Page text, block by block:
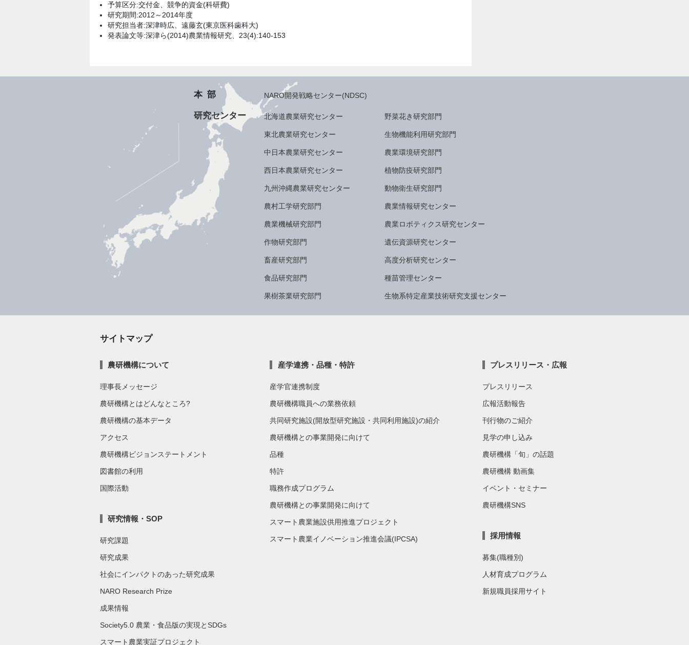
予算区分:交付金、競争的資金(科研費)
研究期間:2012～2014年度
研究担当者:深津時広、遠藤玄(東京医科歯科大)
発表論文等:深津ら(2014)農業情報研究、23(4):140-153
本部 NARO開発戦略センター(NDSC)
研究センター 北海道農業研究センター
東北農業研究センター
中日本農業研究センター
西日本農業研究センター
九州沖縄農業研究センター
農村工学研究部門
農業機械研究部門
作物研究部門
畜産研究部門
食品研究部門
果樹茶業研究部門
野菜花き研究部門
生物機能利用研究部門
農業環境研究部門
植物防疫研究部門
動物衛生研究部門
農業情報研究センター
農業ロボティクス研究センター
遺伝資源研究センター
高度分析研究センター
種苗管理センター
生物系特定産業技術研究支援センター
サイトマップ
農研機構について
理事長メッセージ
農研機構とはどんなところ?
農研機構の基本データ
アクセス
農研機構ビジョンステートメント
図書館の利用
国際活動
研究情報・SOP
研究課題
研究成果
社会にインパクトのあった研究成果
NARO Research Prize
成果情報
Society5.0 農業・食品版の実現とSDGs
スマート農業実証プロジェクト
産学連携・品種・特許
産学官連携制度
農研機構職員への業務依頼
共同研究施設(開放型研究施設・共同利用施設)の紹介
農研機構との事業開発に向けて
品種
特許
職務作成プログラム
農研機構との事業開発に向けて
スマート農業施設供用推進プロジェクト
スマート農業イノベーション推進会議(IPCSA)
プレスリリース・広報
プレスリリース
広報活動報告
刊行物のご紹介
見学の申し込み
農研機構「旬」の話題
農研機構 動画集
イベント・セミナー
農研機構SNS
採用情報
募集(職種別)
人材育成プログラム
新規職員採用サイト